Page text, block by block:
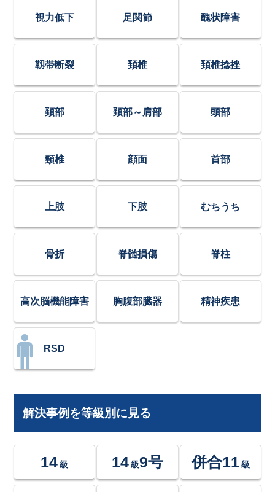
視力低下 足関節 醜状障害
靱帯断裂 頚椎 頚椎捻挫
頚部 頚部～肩部 頭部
頸椎 顔面 首部
上肢 下肢 むちうち
骨折 脊髄損傷 脊柱
高次脳機能障害 胸腹部臓器 精神疾患
RSD
解決事例を等級別に見る
14 級 14級9号 併合11 級